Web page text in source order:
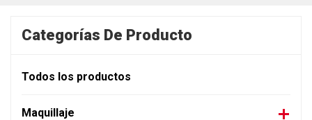
Categorías De Producto
Todos los productos
Maquillaje